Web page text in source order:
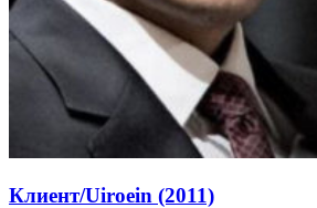
Клиент/Uiroein (2011)